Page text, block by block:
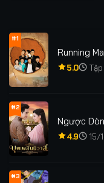
#1
Running
5.0
#2
Ngược
4.9 15/
#3